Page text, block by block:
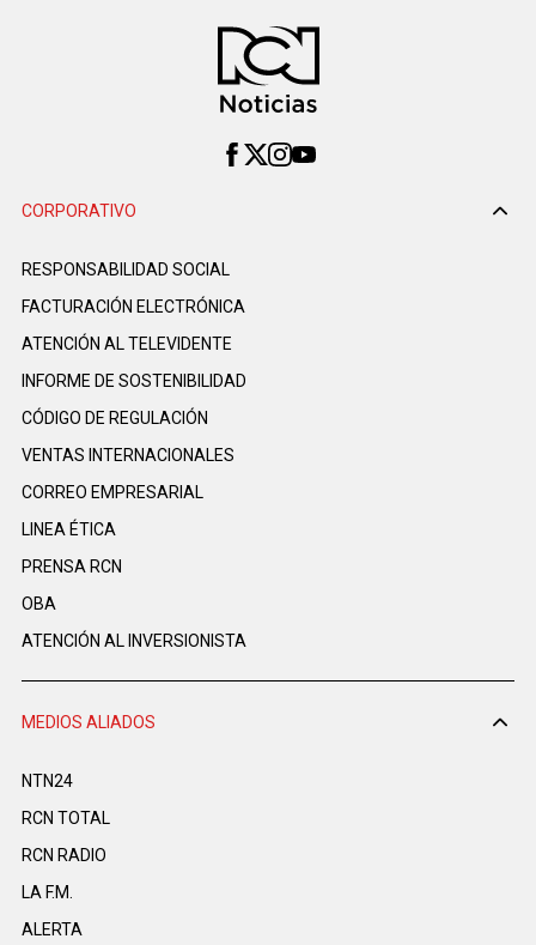
CORPORATIVO
RESPONSABILIDAD SOCIAL
FACTURACIÓN ELECTRÓNICA
ATENCIÓN AL TELEVIDENTE
INFORME DE SOSTENIBILIDAD
CÓDIGO DE REGULACIÓN
VENTAS INTERNACIONALES
CORREO EMPRESARIAL
LINEA ÉTICA
PRENSA RCN
OBA
ATENCIÓN AL INVERSIONISTA
MEDIOS ALIADOS
NTN24
RCN TOTAL
RCN RADIO
LA F.M.
ALERTA